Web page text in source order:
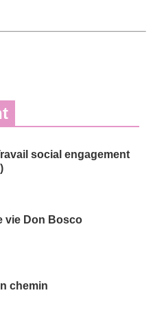
social engagement
vie Don Bosco
chemin